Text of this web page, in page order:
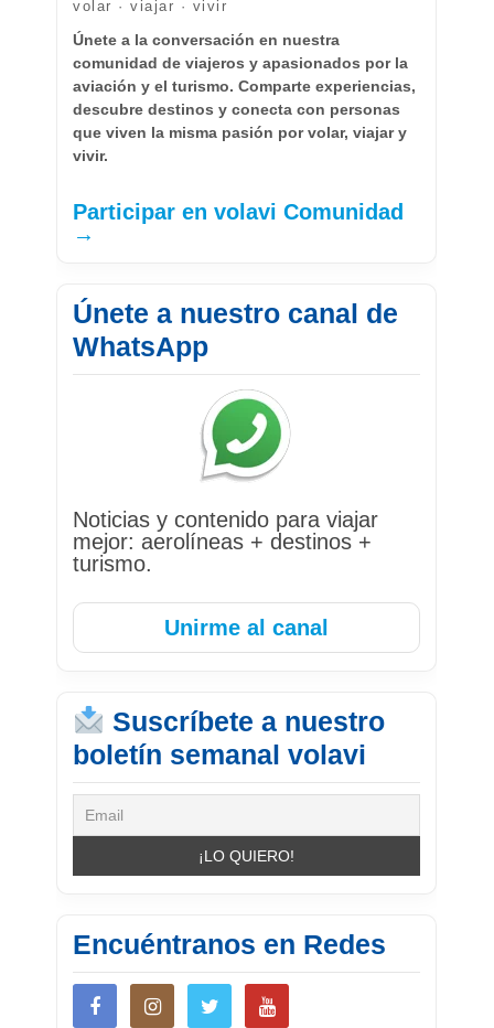
volar · viajar · vivir
Únete a la conversación en nuestra
comunidad de viajeros y apasionados por la
aviación y el turismo. Comparte experiencias,
descubre destinos y conecta con personas
que viven la misma pasión por volar, viajar y
vivir.
Participar en volavi Comunidad
→
Únete a nuestro canal de
WhatsApp
Noticias y contenido para viajar
mejor: aerolíneas + destinos +
turismo.
Unirme al canal
Suscríbete a nuestro
boletín semanal volavi
Encuéntranos en Redes